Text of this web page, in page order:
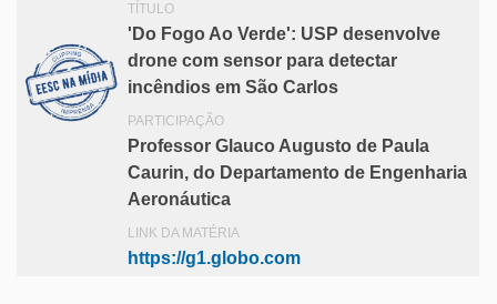
TÍTULO
'Do Fogo Ao Verde': USP desenvolve
drone com sensor para detectar
incêndios em São Carlos
PARTICIPAÇÃO
Professor Glauco Augusto de Paula
Caurin, do Departamento de Engenharia
Aeronáutica
LINK DA MATÉRIA
https://g1.globo.com